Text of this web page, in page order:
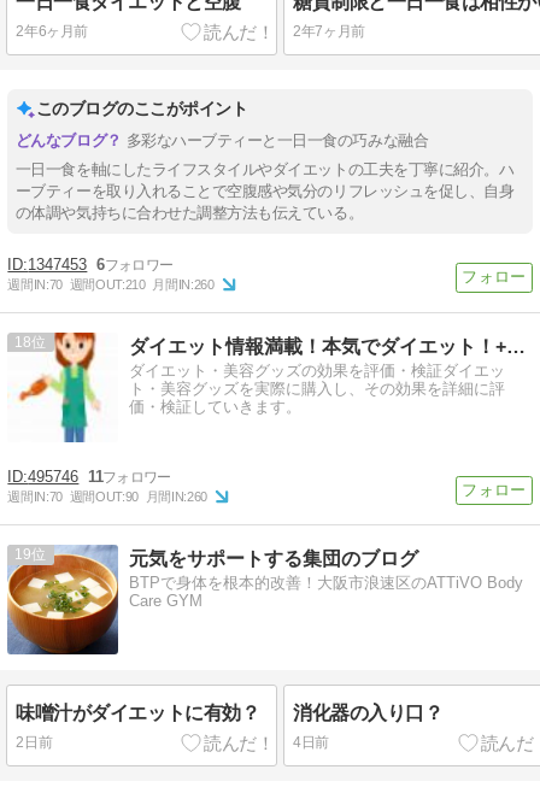
2年6ヶ月前 2年7ヶ月前
このブログのここがポイント
多彩なハーブティーと一日一食の巧みな融合
一日一食を軸にしたライフスタイルやダイエットの工夫を丁寧に紹介。ハ
ーブティーを取り入れることで空腹感や気分のリフレッシュを促し、自身
の体調や気持ちに合わせた調整方法も伝えている。
1347453 6
週間IN:70 週間OUT:210 月間IN:260
18 ダイエット情報満載！本気でダイエット！+美容
ダイエット・美容グッズの効果を評価・検証ダイエッ
ト・美容グッズを実際に購入し、その効果を詳細に評
価・検証していきます。
495746 11
週間IN:70 週間OUT:90 月間IN:260
19 元気をサポートする集団のブログ
BTPで身体を根本的改善！大阪市浪速区のATTiVO Body
Care GYM
味噌汁がダイエットに有効？
2日前
消化器の入り口？
4日前